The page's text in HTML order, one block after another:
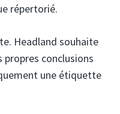
répertorié.
Headland souhaite
conclusions
une étiquette